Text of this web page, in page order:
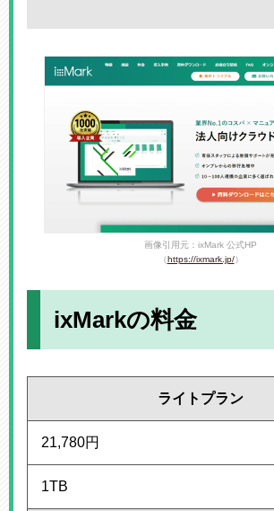
画像引用元：ixMark 公式HP
（https://ixmark.jp/）
ixMarkの料金
ライトプラン
21,780円
1TB